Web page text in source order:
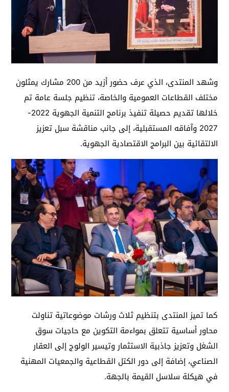
وشهد المنتدى، الذي عرف حضور أزيد من 200 مشارك يمثلون
مختلف القطاعات العمومية والخاصة، تنظيم جلسة عامة تم
خلالها تقديم حصيلة تنفيذ برنامج التنمية الجهوية 2022-
2027 وآفاقه المستقبلية، إلى جانب مناقشة سبل تعزيز
الالتقائية بين البرامج الاقتصادية الجهوية.
كما تميز المنتدى بتنظيم ثلاث ورشات موضوعاتية تناولت
محاور أساسية تتعلق بمواءمة التكوين مع حاجيات سوق
الشغل وتعزيز جاذبية الاستثمار وتيسير الولوج إلى العقار
الصناعي، إضافة إلى دور الكتل القطاعية والجمعيات المهنية
في هيكلة سلاسل القيمة بالجهة.